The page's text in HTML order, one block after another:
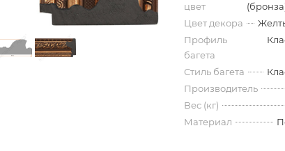
цвет
Цвет декора
Профиль
багета
Стиль багета
Производитель
Вес (кг)
Материал